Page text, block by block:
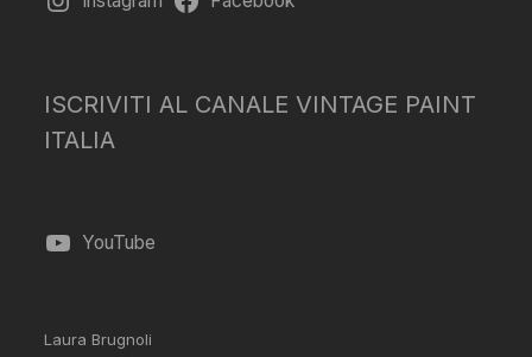
ISCRIVITI AL CANALE VINTAGE PAINT
ITALIA
YouTube
Laura Brugnoli